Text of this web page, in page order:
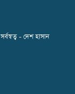
সর্বস্বত্ব - দেশ হাসান